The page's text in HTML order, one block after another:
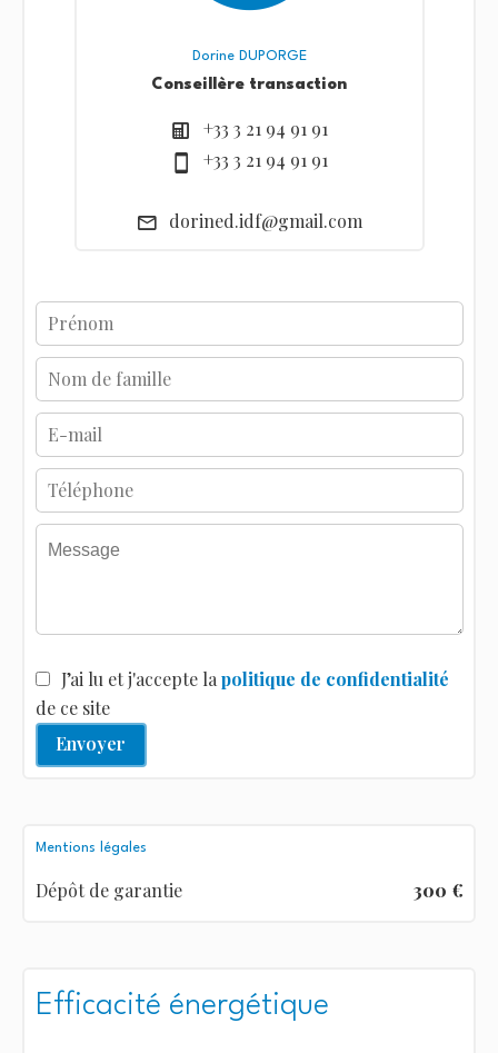
Dorine DUPORGE
Conseillère transaction
+33 3 21 94 91 91
+33 3 21 94 91 91
dorined.idf@gmail.com
J’ai lu et j'accepte la politique de confidentialité
de ce site
Envoyer
Mentions légales
Dépôt de garantie 300 €
Efficacité énergétique